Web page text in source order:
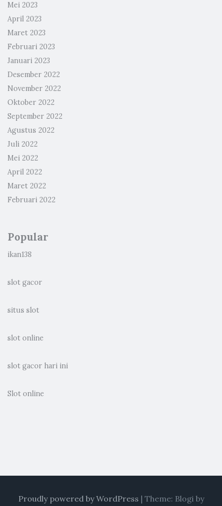
Mei 2023
April 2023
Maret 2023
Februari 2023
Januari 2023
Desember 2022
November 2022
Oktober 2022
September 2022
Agustus 2022
Juli 2022
Mei 2022
April 2022
Maret 2022
Februari 2022
Popular
ikan138
slot gacor
situs slot
slot online
slot gacor hari ini
Slot online
Proudly powered by WordPress | Theme: Blogi by